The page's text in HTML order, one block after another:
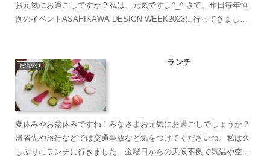
お元気にお過ごしですか？私は、元気ですよ^_^ さて、昨日毎年恒
例のイベントASAHIKAWA DESIGN WEEK2023に行ってきまし
お出かけ ランチ
夏休みやお盆休みですね！みなさまお元気にお過ごしでしょうか？
帰省先や旅行などでは交通事故など気をつけてくださいね。私は久
しぶりにランチに行きました。金曜日からの天候不良で気温や空は